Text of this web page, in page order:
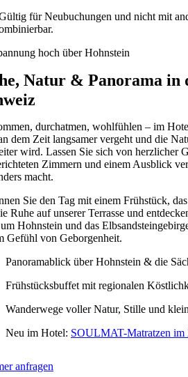
für Neubuchungen und nicht mit
hoch über Hohnstein
Natur & Panorama in
durchatmen, wohlfühlen – im
dem Zeit langsamer vergeht und die
wird. Lassen Sie sich von herzlicher
Zimmern und einem Ausblick
macht.
Sie den Tag mit einem Frühstück,
Ruhe auf unserer Terrasse und
Hohnstein und das
Gefühl von Geborgenheit.
Panoramablick über Hohnstein & die
Frühstücksbuffet mit regionalen
Wanderwege voller Natur, Stille und
Neu im Hotel: SOULMAT-Matratzen im
anfragen